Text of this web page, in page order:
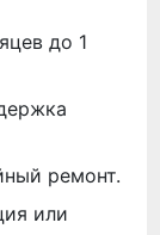
до 1
ремонт.
или